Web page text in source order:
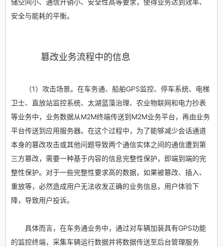
储空间小、通信开销小、安全性高等要求，使得业务达到效率、
安全与能耗的平衡。
篡改业务流程中的信息
（1）攻击场景。在车务通、船舶GPS监控、停车系统、电梯
卫士、直放站监控系统、太湖蓝藻治理、农业物联网和电力抄表
等业务中，业务数据从M2M终端传送到M2M业务平台，再由业务
平台传送到应用服务器。在这个过程中，为了能够减少会话通道
本身的篡改攻击或其他问题导致两个通信实体之间的通信遭到第
三方篡改，需要一种基于内容的信息完整性保护，即端到端的完
整性保护。对于一些完整性要求高的数据，如果被篡改、插入、
重放等，必然造成用户无法收发正确的业务信息，用户体验下
降，导致用户投诉。
具体而言，在车务通业务中，通过对车辆加装具有GPS功能
的监控终端，采集车辆运行数据并将数据传送至后台管理服务